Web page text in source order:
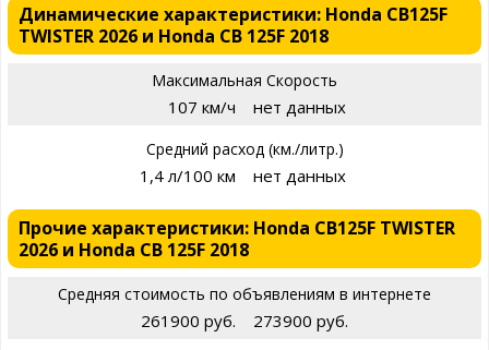
Динамические характеристики: Honda CB125F
TWISTER 2026 и Honda CB 125F 2018
Максимальная Скорость
107 км/ч нет данных
Средний расход (км./литр.)
1,4 л/100 км нет данных
Прочие характеристики: Honda CB125F TWISTER
2026 и Honda CB 125F 2018
Средняя стоимость по объявлениям в интернете
261900 руб. 273900 руб.